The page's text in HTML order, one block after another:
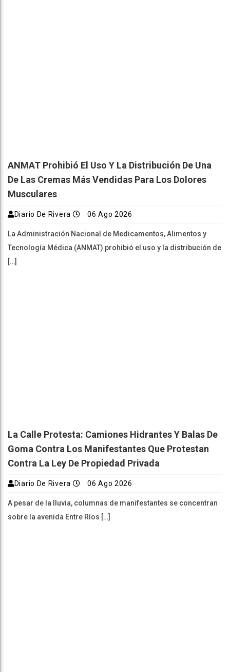
ANMAT Prohibió El Uso Y La Distribución De Una
De Las Cremas Más Vendidas Para Los Dolores
Musculares
Diario De Rivera 06 Ago 2026
La Administración Nacional de Medicamentos, Alimentos y
Tecnología Médica (ANMAT) prohibió el uso y la distribución de
[…]
La Calle Protesta: Camiones Hidrantes Y Balas De
Goma Contra Los Manifestantes Que Protestan
Contra La Ley De Propiedad Privada
Diario De Rivera 06 Ago 2026
A pesar de la lluvia, columnas de manifestantes se concentran
sobre la avenida Entre Ríos […]